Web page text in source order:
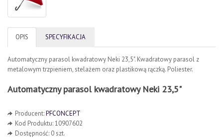
OPIS SPECYFIKACJA
Automatyczny parasol kwadratowy Neki 23,5". Kwadratowy parasol z
metalowym trzpieniem, stelażem oraz plastikową rączką. Poliester.
Automatyczny parasol kwadratowy Neki 23,5"
Producent:PFCONCEPT
Kod Produktu: 10907602
Dostępność: 0 szt.